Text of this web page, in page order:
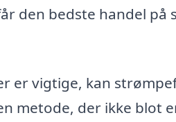
den bedste handel
er vigtige, kan
metode, der ikke blot